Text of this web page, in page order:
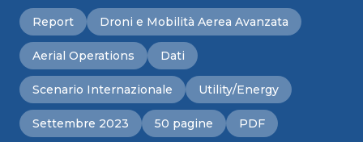
Report Droni e Mobilità Aerea Avanzata
Aerial Operations Dati
Scenario Internazionale Utility/Energy
Settembre 2023 50 pagine PDF